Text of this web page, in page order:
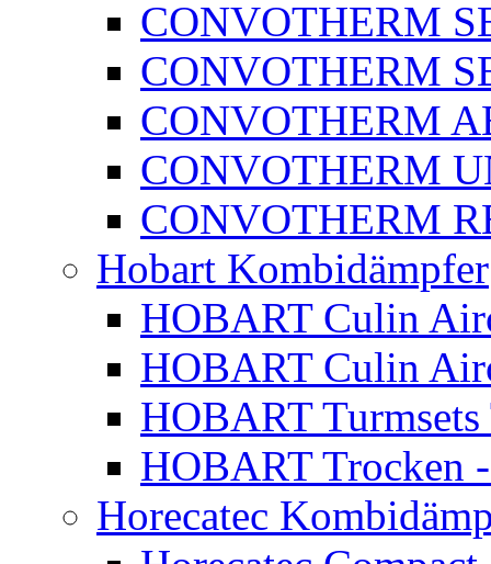
CONVOTHERM
CONVOTHERM
CONVOTHERM
CONVOTHERM
CONVOTHERM
Hobart Kombidämpfer
HOBART Culin
HOBART Culin
HOBART
HOBART Trocken
Horecatec